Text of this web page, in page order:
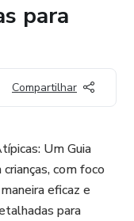
para
Compartilhar
Um Guia
com foco
eficaz e
para